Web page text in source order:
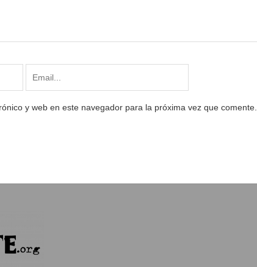
y web en este navegador para la próxima vez que comente.